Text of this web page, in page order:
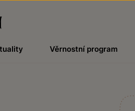
Věrnostní program